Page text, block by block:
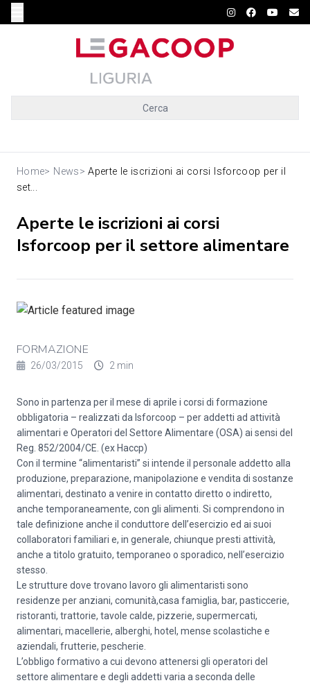
Cerca
Home> News> Aperte le iscrizioni ai corsi Isforcoop per il
set...
Aperte le iscrizioni ai corsi
Isforcoop per il settore alimentare
FORMAZIONE
26/03/2015 2 min
Sono in partenza per il mese di aprile i corsi di formazione
obbligatoria – realizzati da Isforcoop – per addetti ad attività
alimentari e Operatori del Settore Alimentare (OSA) ai sensi del
Reg. 852/2004/CE. (ex Haccp)
Con il termine “alimentaristi” si intende il personale addetto alla
produzione, preparazione, manipolazione e vendita di sostanze
alimentari, destinato a venire in contatto diretto o indiretto,
anche temporaneamente, con gli alimenti. Si comprendono in
tale definizione anche il conduttore dell’esercizio ed ai suoi
collaboratori familiari e, in generale, chiunque presti attività,
anche a titolo gratuito, temporaneo o sporadico, nell’esercizio
stesso.
Le strutture dove trovano lavoro gli alimentaristi sono
residenze per anziani, comunità,casa famiglia, bar, pasticcerie,
ristoranti, trattorie, tavole calde, pizzerie, supermercati,
alimentari, macellerie, alberghi, hotel, mense scolastiche e
aziendali, frutterie, pescherie.
L’obbligo formativo a cui devono attenersi gli operatori del
settore alimentare e degli addetti varia a seconda delle